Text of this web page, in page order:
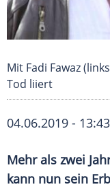
Mit Fadi Fawaz
Tod liiert
04.06.2019 -
Mehr als zwei
kann nun sein